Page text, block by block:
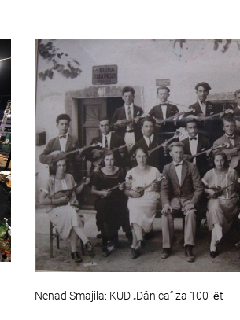
Nenad Smajila: KUD „Dânica“ za 100 lȅt